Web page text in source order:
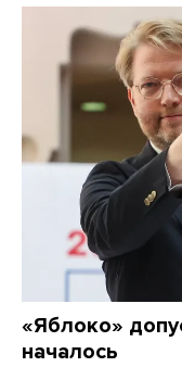
«Яблоко»
началось